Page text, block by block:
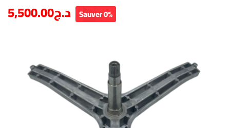
د.ج5,500.00 Sauver 0%